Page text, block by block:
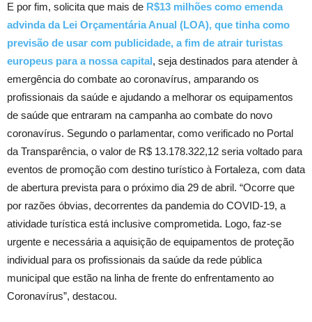
E por fim, solicita que mais de R$13 milhões como emenda
advinda da Lei Orçamentária Anual (LOA), que tinha como
previsão de usar com publicidade, a fim de atrair turistas
europeus para a nossa capital, seja destinados para atender à
emergência do combate ao coronavírus, amparando os
profissionais da saúde e ajudando a melhorar os equipamentos
de saúde que entraram na campanha ao combate do novo
coronavírus. Segundo o parlamentar, como verificado no Portal
da Transparência, o valor de R$ 13.178.322,12 seria voltado para
eventos de promoção com destino turístico à Fortaleza, com data
de abertura prevista para o próximo dia 29 de abril. “Ocorre que
por razões óbvias, decorrentes da pandemia do COVID-19, a
atividade turística está inclusive comprometida. Logo, faz-se
urgente e necessária a aquisição de equipamentos de proteção
individual para os profissionais da saúde da rede pública
municipal que estão na linha de frente do enfrentamento ao
Coronavírus”, destacou.